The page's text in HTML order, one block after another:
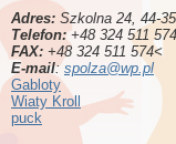
Adres: Szkolna 24, 44-
Telefon:+48 324 511 574
FAX: +48 324 511 574<
E-mail:spolza@wp.pl
Gabloty
Wiaty Kroll
puck